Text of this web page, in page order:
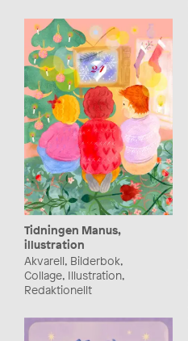
Tidningen Manus,
illustration
Akvarell, Bilderbok,
Collage, Illustration,
Redaktionellt